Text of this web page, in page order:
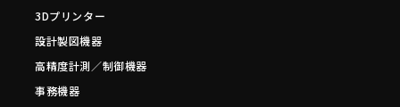
3Dプリンター
設計製図機器
高精度計測／制御機器
事務機器